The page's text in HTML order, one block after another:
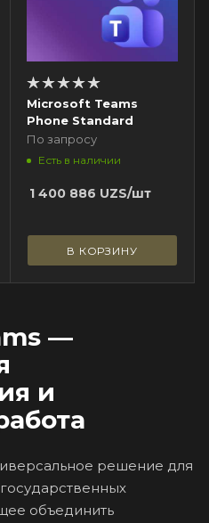
Microsoft Teams
Phone Standard
По запросу
Есть в наличии
1 400 886 UZS/шт
В КОРЗИНУ
—
и
решение для
объединить